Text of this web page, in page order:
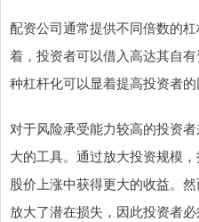
配资公司通常提供不同倍数的
着，投资者可以借入高达其自
种杠杆化可以显着提高投资者
对于风险承受能力较高的投资
大的工具。通过放大投资规模
股价上涨中获得更大的收益。
放大了潜在损失，因此投资者必